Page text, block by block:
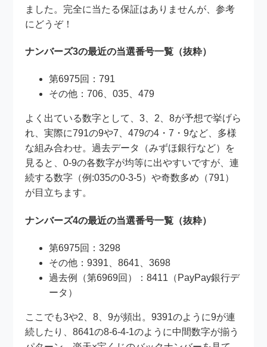
ました。完全に当たる保証はありませんが、参考
にどうぞ！
ナンバーズ3の最近の当選番号一覧（抜粋）
第6975回：791
その他：706、035、479
よく出ている数字として、3、2、8が予想で挙げら
れ、実際に791の9や7、479の4・7・9など、多様
な組み合わせ。過去データ（みずほ銀行など）を
見ると、0-9の各数字が均等に出やすいですが、連
続する数字（例:035の0-3-5）や奇数多め（791）
が目立ちます。
ナンバーズ4の最近の当選番号一覧（抜粋）
第6975回：3298
その他：9391、8641、3698
過去例（第6969回）：8411（PayPay銀行デ
ータ）
ここでも3や2、8、9が頻出。9391のように9が連
続したり、8641の8-6-4-1のように中間数字が揃う